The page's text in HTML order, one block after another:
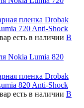
пленка Drobak
720 Anti-Shock
есть в наличии В
Nokia Lumia 820
пленка Drobak
820 Anti-Shock
есть в наличии В